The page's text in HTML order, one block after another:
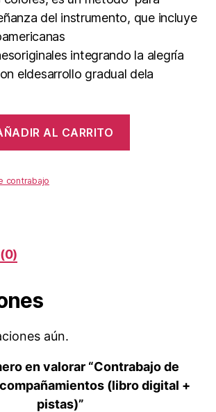
del instrumento, que incluye
originales integrando la alegría
eldesarrollo gradual dela
AL CARRITO
contrabajo
aún.
en valorar “Contrabajo de
(libro digital +
pistas)”